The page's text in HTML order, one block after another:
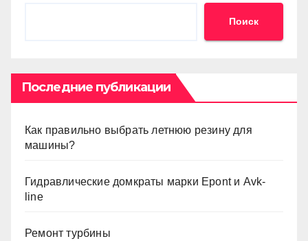
Поиск
Последние публикации
Как правильно выбрать летнюю резину для
машины?
Гидравлические домкраты марки Epont и Avk-
line
Ремонт турбины